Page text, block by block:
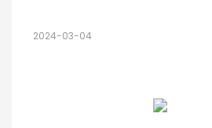
2024-03-04